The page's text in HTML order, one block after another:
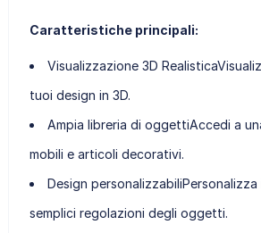
Caratteristiche principali:
Visualizzazione 3D Realistica
tuoi design in 3D.
Ampia libreria di oggettiAccedi a
mobili e articoli decorativi.
Design personalizzabili
semplici regolazioni degli oggetti.